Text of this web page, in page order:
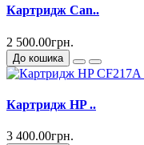
Картридж Can..
2 500.00грн.
До кошика
Картридж HP ..
3 400.00грн.